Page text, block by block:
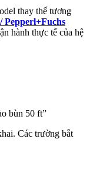
thay thế tương
Pepperl+Fuchs
hành thực tế của hệ
bùn 50 ft”
Các trường bắt